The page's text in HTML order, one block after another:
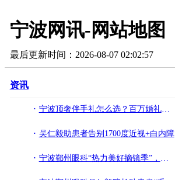
宁波网讯-网站地图
最后更新时间：2026-08-07 02:02:57
资讯
宁波顶奢伴手礼怎么选？百万婚礼的原创网红伴手礼
吴仁毅助患者告别1700度近视+白内障
宁波鄞州眼科“热力美好摘镜季”，圆满结束